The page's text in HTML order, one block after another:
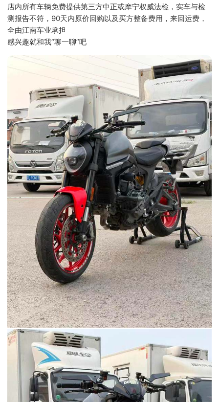
店内所有车辆免费提供第三方中正或摩宁权威法检，实车与检
测报告不符，90天内原价回购以及买方整备费用，来回运费，
全由江南车业承担
感兴趣就和我“聊一聊”吧